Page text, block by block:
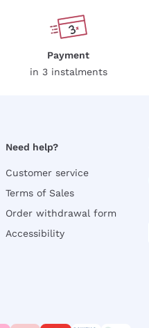
Payment
in 3 instalments
Need help?
Customer service
Terms of Sales
Order withdrawal form
Accessibility